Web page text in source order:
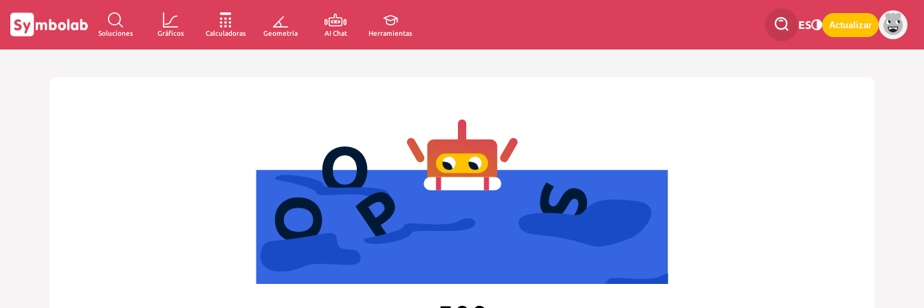
Soluciones Gráficos Calculadoras Geometría AI Chat Herramientas
ES Actualizar